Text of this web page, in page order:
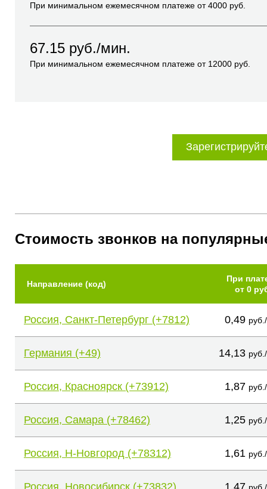
При минимальном ежемесячном платеже от4000 руб.
67.15 руб./мин.
При минимальном ежемесячном платеже от 12000 руб.
Стоимость звонков на
Направление (код)
При
от 0
Россия, Санкт-Петербург (+7812) 0,49
Германия (+49) 14,13
Россия, Красноярск (+73912) 1,87
Россия, Самара (+78462) 1,25
Россия, Н-Новгород (+78312) 1,61
Россия, Новосибирск (+73832) 1,47